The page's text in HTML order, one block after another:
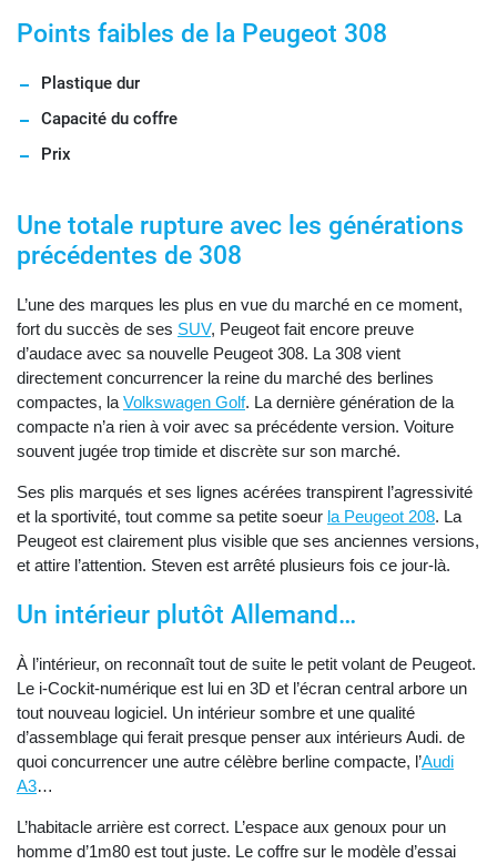
Points faibles de la Peugeot 308
Plastique dur
Capacité du coffre
Prix
Une totale rupture avec les générations
précédentes de 308
L’une des marques les plus en vue du marché en ce moment,
fort du succès de ses SUV, Peugeot fait encore preuve
d’audace avec sa nouvelle Peugeot 308. La 308 vient
directement concurrencer la reine du marché des berlines
compactes, la Volkswagen Golf. La dernière génération de la
compacte n’a rien à voir avec sa précédente version. Voiture
souvent jugée trop timide et discrète sur son marché.
Ses plis marqués et ses lignes acérées transpirent l’agressivité
et la sportivité, tout comme sa petite soeur la Peugeot 208. La
Peugeot est clairement plus visible que ses anciennes versions,
et attire l’attention. Steven est arrêté plusieurs fois ce jour-là.
Un intérieur plutôt Allemand…
À l’intérieur, on reconnaît tout de suite le petit volant de Peugeot.
Le i-Cockit-numérique est lui en 3D et l’écran central arbore un
tout nouveau logiciel. Un intérieur sombre et une qualité
d’assemblage qui ferait presque penser aux intérieurs Audi. de
quoi concurrencer une autre célèbre berline compacte, l’Audi
A3…
L’habitacle arrière est correct. L’espace aux genoux pour un
homme d’1m80 est tout juste. Le coffre sur le modèle d’essai